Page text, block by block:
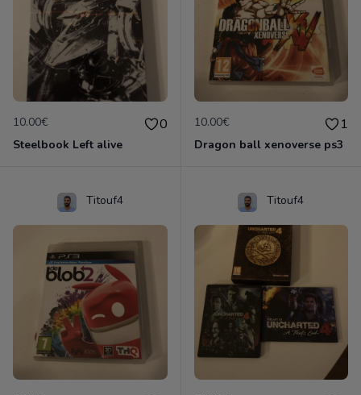
10.00€ 0
Steelbook Left alive
10.00€ 1
Dragon ball xenoverse ps3
Titouf4 Titouf4